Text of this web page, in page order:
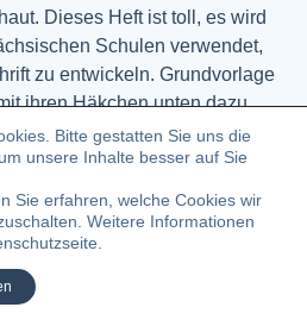
Dieses Heft ist toll, es wird
Schulen verwendet,
zu entwickeln. Grundvorlage
ihren Häkchen unten dazu
Schrift…
Bloggerin und Buchautorin
Bitte gestatten Sie uns die
unsere Inhalte besser auf Sie
Sie erfahren, welche Cookies wir
Weitere Informationen